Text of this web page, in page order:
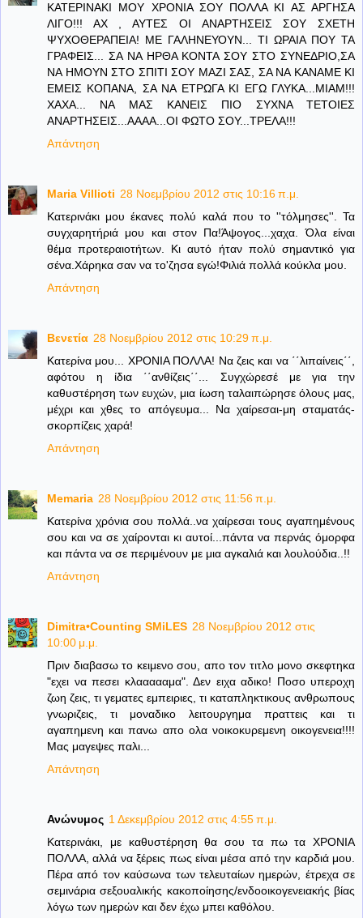
ΚΑΤΕΡΙΝΑΚΙ ΜΟΥ ΧΡΟΝΙΑ ΣΟΥ ΠΟΛΛΑ ΚΙ ΑΣ ΑΡΓΗΣΑ
ΛΙΓΟ!!! ΑΧ , ΑΥΤΕΣ ΟΙ ΑΝΑΡΤΗΣΕΙΣ ΣΟΥ ΣΧΕΤΗ
ΨΥΧΟΘΕΡΑΠΕΙΑ! ΜΕ ΓΑΛΗΝΕΥΟΥΝ... ΤΙ ΩΡΑΙΑ ΠΟΥ ΤΑ
ΓΡΑΦΕΙΣ... ΣΑ ΝΑ ΗΡΘΑ ΚΟΝΤΑ ΣΟΥ ΣΤΟ ΣΥΝΕΔΡΙΟ,ΣΑ
ΝΑ ΗΜΟΥΝ ΣΤΟ ΣΠΙΤΙ ΣΟΥ ΜΑΖΙ ΣΑΣ, ΣΑ ΝΑ ΚΑΝΑΜΕ ΚΙ
ΕΜΕΙΣ ΚΟΠΑΝΑ, ΣΑ ΝΑ ΕΤΡΩΓΑ ΚΙ ΕΓΩ ΓΛΥΚΑ...ΜΙΑΜ!!!
ΧΑΧΑ... ΝΑ ΜΑΣ ΚΑΝΕΙΣ ΠΙΟ ΣΥΧΝΑ ΤΕΤΟΙΕΣ
ΑΝΑΡΤΗΣΕΙΣ...ΑΑΑΑ...ΟΙ ΦΩΤΟ ΣΟΥ...ΤΡΕΛΑ!!!
Απάντηση
Maria Villioti 28 Νοεμβρίου 2012 στις 10:16 π.μ.
Κατερινάκι μου έκανες πολύ καλά που το ''τόλμησες''. Τα
συγχαρητήριά μου και στον Πα!Άψογος...χαχα. Όλα είναι
θέμα προτεραιοτήτων. Κι αυτό ήταν πολύ σημαντικό για
σένα.Χάρηκα σαν να το'ζησα εγώ!Φιλιά πολλά κούκλα μου.
Απάντηση
Βενετία 28 Νοεμβρίου 2012 στις 10:29 π.μ.
Κατερίνα μου... ΧΡΟΝΙΑ ΠΟΛΛΑ! Να ζεις και να ΄΄λιπαίνεις΄΄,
αφότου η ίδια ΄΄ανθίζεις΄΄... Συγχώρεσέ με για την
καθυστέρηση των ευχών, μια ίωση ταλαιπώρησε όλους μας,
μέχρι και χθες το απόγευμα... Να χαίρεσαι-μη σταματάς-
σκορπίζεις χαρά!
Απάντηση
Memaria 28 Νοεμβρίου 2012 στις 11:56 π.μ.
Κατερίνα χρόνια σου πολλά..να χαίρεσαι τους αγαπημένους
σου και να σε χαίρονται κι αυτοί...πάντα να περνάς όμορφα
και πάντα να σε περιμένουν με μια αγκαλιά και λουλούδια..!!
Απάντηση
Dimitra•Counting SΜiLES 28 Νοεμβρίου 2012 στις
10:00 μ.μ.
Πριν διαβασω το κειμενο σου, απο τον τιτλο μονο σκεφτηκα
"εχει να πεσει κλαααααμα". Δεν ειχα αδικο! Ποσο υπεροχη
ζωη ζεις, τι γεματες εμπειριες, τι καταπληκτικους ανθρωπους
γνωριζεις, τι μοναδικο λειτουργημα πραττεις και τι
αγαπημενη και πανω απο ολα νοικοκυρεμενη οικογενεια!!!!
Μας μαγεψες παλι...
Απάντηση
Ανώνυμος 1 Δεκεμβρίου 2012 στις 4:55 π.μ.
Κατερινάκι, με καθυστέρηση θα σου τα πω τα ΧΡΟΝΙΑ
ΠΟΛΛΑ, αλλά να ξέρεις πως είναι μέσα από την καρδιά μου.
Πέρα από τον καύσωνα των τελευταίων ημερών, έτρεχα σε
σεμινάρια σεξουαλικής κακοποίησης/ενδοοικογενειακής βίας
λόγω των ημερών και δεν έχω μπει καθόλου.